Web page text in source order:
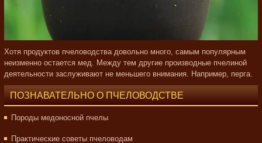
Хотя продуктов пчеловодства довольно много, самым популярным
неизменно остается мед. Между тем другие производные пчелиной
деятельности заслуживают не меньшего внимания. Например, перга.
ПОЗНАВАТЕЛЬНО О ПЧЕЛОВОДСТВЕ
Породы медоносной пчелы
Практические советы пчеловодам